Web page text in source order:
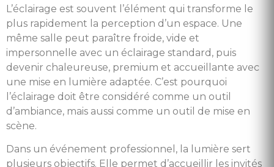
L’éclairage est souvent l’élément qui transforme le
plus rapidement la perception d’un espace. Une
même salle peut paraître froide, vide et
impersonnelle avec un éclairage standard, puis
devenir chaleureuse, premium et accueillante avec
une mise en lumière adaptée. C’est pourquoi
l’éclairage doit être considéré comme un outil
d’ambiance, mais aussi comme un outil de mise en
scène.
Dans un événement professionnel, la lumière sert
plusieurs objectifs. Elle permet d’accueillir les invités